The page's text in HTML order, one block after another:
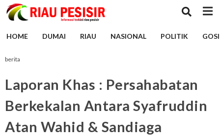
HOME DUMAI RIAU NASIONAL POLITIK
berita
Laporan Khas : Persahabatan
Berkekalan Antara Syafruddin
Atan Wahid & Sandiaga